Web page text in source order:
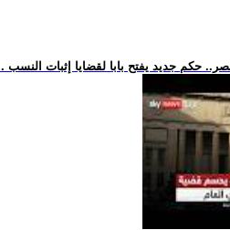
حكم جديد يفتح بابا لقضايا إثبات النسب